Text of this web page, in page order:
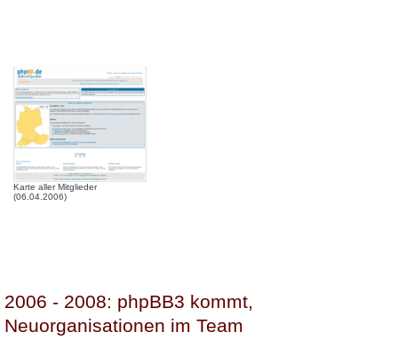
Karte aller Mitglieder
(06.04.2006)
2006 - 2008: phpBB3 kommt,
Neuorganisationen im Team